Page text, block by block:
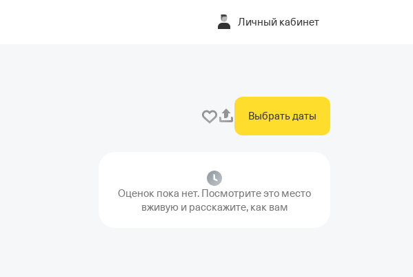
Личный кабинет
Выбрать даты
Оценок пока нет. Посмотрите это место
вживую и расскажите, как вам